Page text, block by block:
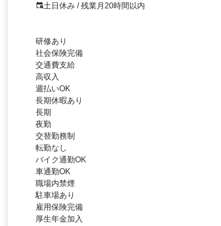
土日休み / 残業月20時間以内
研修あり
社会保険完備
交通費支給
高収入
週払いOK
長期休暇あり
長期
夜勤
交替勤務制
転勤なし
バイク通勤OK
車通勤OK
職場内禁煙
駐車場あり
雇用保険完備
厚生年金加入